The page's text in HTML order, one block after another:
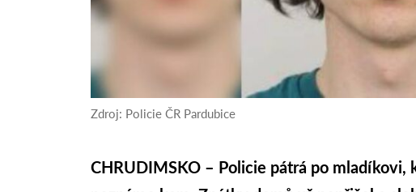
Zdroj: Policie ČR Pardubice
CHRUDIMSKO – Policie pátrá po mladíkovi,